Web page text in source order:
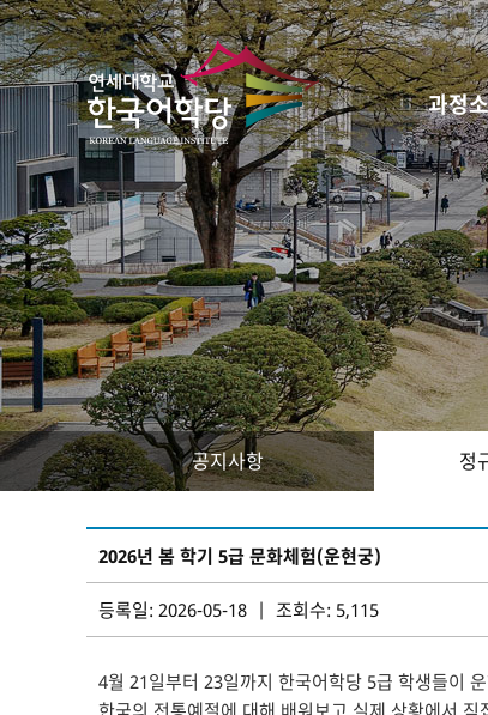
과정
공지사항 정
2026년 봄 학기 5급 문화체험(운현궁)
등록일: 2026-05-18 | 조회수: 5,115
4월 21일부터 23일까지 한국어학당 5급 학생들이
한국의 전통예절에 대해 배워보고 실제 상황에서